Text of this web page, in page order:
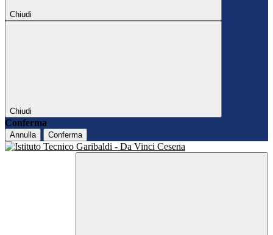
Chiudi
Chiudi
Conferma
Annulla Conferma